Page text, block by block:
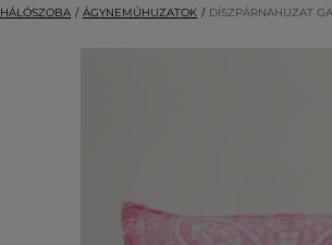
HÁLÓSZOBA ÁGYNEMŰHUZATOK DÍSZPÁRNAHUZAT